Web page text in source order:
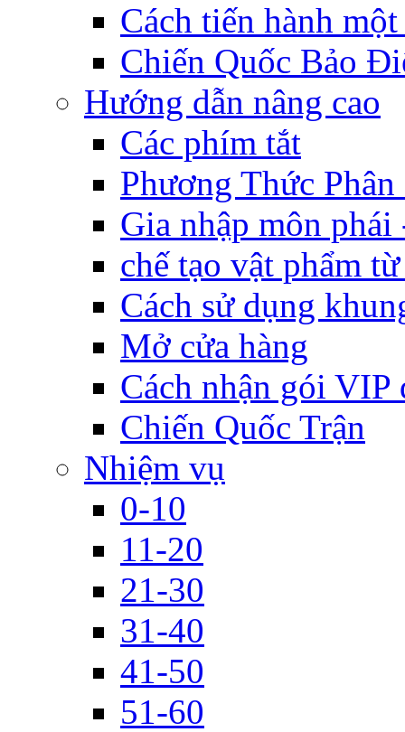
Cách tiến hành
Chiến Quốc Bảo
Hướng dẫn nâng cao
Các phím tắt
Phương Thức
Gia nhập môn
chế tạo vật phẩm
Cách sử dụng
Mở cửa hàng
Cách nhận gói VIP
Chiến Quốc Trận
Nhiệm vụ
0-10
11-20
21-30
31-40
41-50
51-60